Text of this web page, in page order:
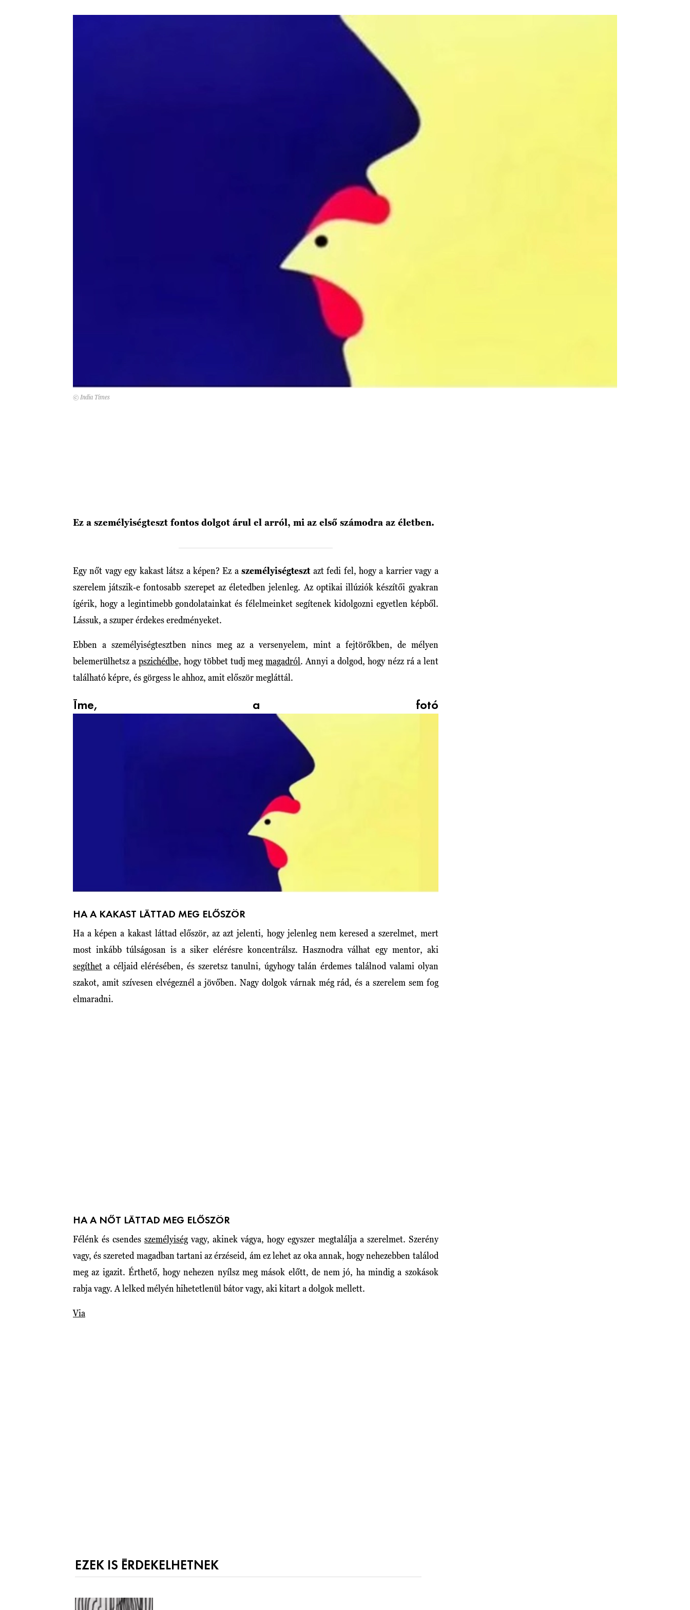
© India Times
Ez a személyiségteszt fontos dolgot árul el arról, mi az első számodra az életben.
Egy nőt vagy egy kakast látsz a képen? Ez aszemélyiségteszt azt fedi fel, hogy a karrier vagy a
szerelem játszik-e fontosabb szerepet az életedben jelenleg. Az optikai illúziók készítői gyakran
ígérik, hogy a legintimebb gondolatainkat és félelmeinket segítenek kidolgozni egyetlen képből.
Lássuk, a szuper érdekes eredményeket.
Ebben a személyiségtesztben nincs meg az a versenyelem, mint a fejtörőkben, de mélyen
belemerülhetsz a pszichédbe, hogy többet tudj megmagadról. Annyi a dolgod, hogy nézz rá a lent
található képre, és görgess le ahhoz, amit először megláttál.
Íme, a fotó
HA A KAKAST LÁTTAD MEG ELŐSZÖR
Ha a képen a kakast láttad először, az azt jelenti, hogy jelenleg nem keresed a szerelmet, mert
most inkább túlságosan is a siker elérésre koncentrálsz. Hasznodra válhat egy mentor, aki
segíthet a céljaid elérésében, és szeretsz tanulni, úgyhogy talán érdemes találnod valami olyan
szakot, amit szívesen elvégeznél a jövőben. Nagy dolgok várnak még rád, és a szerelem sem fog
elmaradni.
HA A NŐT LÁTTAD MEG ELŐSZÖR
Félénk és csendesszemélyiség vagy, akinek vágya, hogy egyszer megtalálja a szerelmet. Szerény
vagy, és szereted magadban tartani az érzéseid, ám ez lehet az oka annak, hogy nehezebben találod
meg az igazit. Érthető, hogy nehezen nyílsz meg mások előtt, de nem jó, ha mindig a szokások
rabja vagy. A lelked mélyén hihetetlenül bátor vagy, aki kitart a dolgok mellett.
Via
EZEK IS ÉRDEKELHETNEK